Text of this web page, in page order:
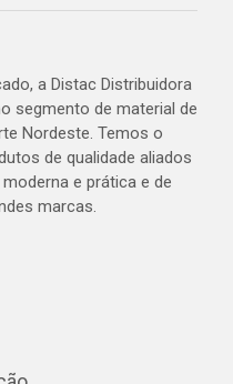
a Distac Distribuidora
segmento de material de
Nordeste. Temos o
de qualidade aliados
e prática e de
marcas.